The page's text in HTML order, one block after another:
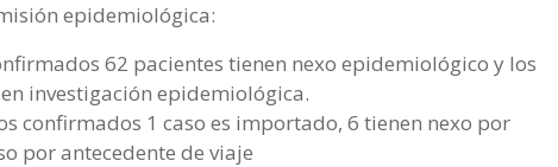
epidemiológica:
62 pacientes tienen nexo epidemiológico y los
investigación epidemiológica.
confirmados 1 caso es importado, 6 tienen nexo por
por antecedente de viaje